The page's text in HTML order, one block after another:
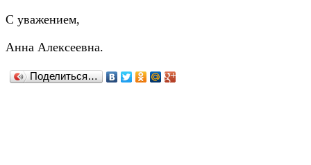
С уважением,
Анна Алексеевна.
Поделиться…